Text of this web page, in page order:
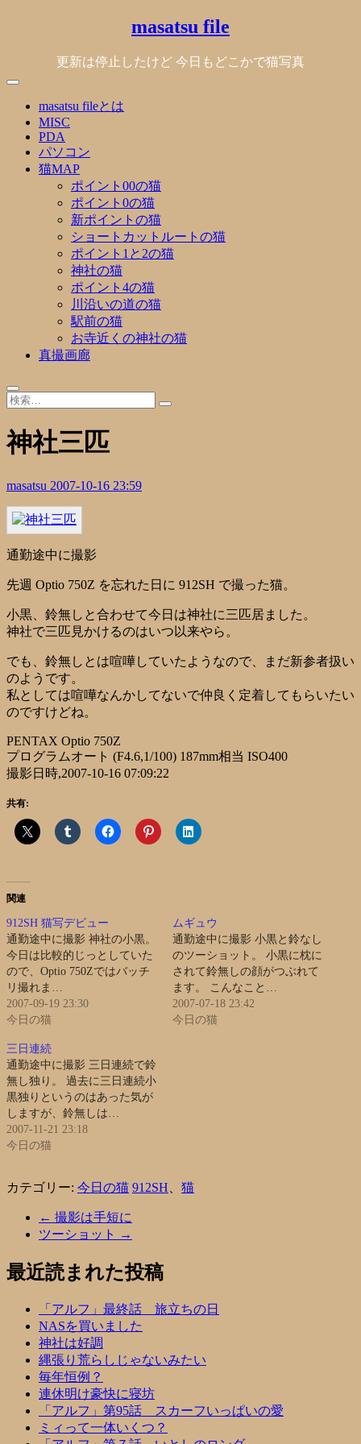
masatsu file
更新は停止したけど 今日もどこかで猫写真
masatsu fileとは
MISC
PDA
パソコン
猫MAP
ポイント00の猫
ポイント0の猫
新ポイントの猫
ショートカットルートの猫
ポイント1と2の猫
神社の猫
ポイント4の猫
川沿いの道の猫
駅前の猫
お寺近くの神社の猫
真撮画廊
神社三匹
masatsu 2007-10-16 23:59
通勤途中に撮影
先週 Optio 750Z を忘れた日に 912SH で撮った猫。
小黒、鈴無しと合わせて今日は神社に三匹居ました。
神社で三匹見かけるのはいつ以来やら。
でも、鈴無しとは喧嘩していたようなので、まだ新参者扱い
のようです。
私としては喧嘩なんかしてないで仲良く定着してもらいたい
のですけどね。
PENTAX Optio 750Z
プログラムオート (F4.6,1/100) 187mm相当 ISO400
撮影日時,2007-10-16 07:09:22
共有:
関連
912SH 猫写デビュー
通勤途中に撮影 神社の小黒。
今日は比較的じっとしていた
ので、Optio 750Zではバッチ
リ撮れま…
2007-09-19 23:30
今日の猫
ムギュウ
通勤途中に撮影 小黒と鈴なし
のツーショット。 小黒に枕に
されて鈴無しの顔がつぶれて
ます。 こんなこと…
2007-07-18 23:42
今日の猫
三日連続
通勤途中に撮影 三日連続で鈴
無し独り。 過去に三日連続小
黒独りというのはあった気が
しますが、鈴無しは…
2007-11-21 23:18
今日の猫
カテゴリー: 今日の猫 912SH 猫
← 撮影は手短に
ツーショット
→
最近読まれた投稿
「アルフ」最終話 旅立ちの日
NASを買いました
神社は好調
縄張り荒らしじゃないみたい
毎年恒例？
連休明け豪快に寝坊
「アルフ」第95話 スカーフいっぱいの愛
ミィって一体いくつ？